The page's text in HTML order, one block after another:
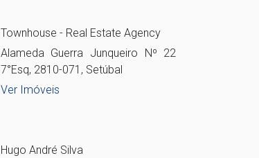
Townhouse - Real Estate Agency
Alameda Guerra Junqueiro Nº 22
7°Esq, 2810-071, Setúbal
Ver Imóveis
Hugo André Silva